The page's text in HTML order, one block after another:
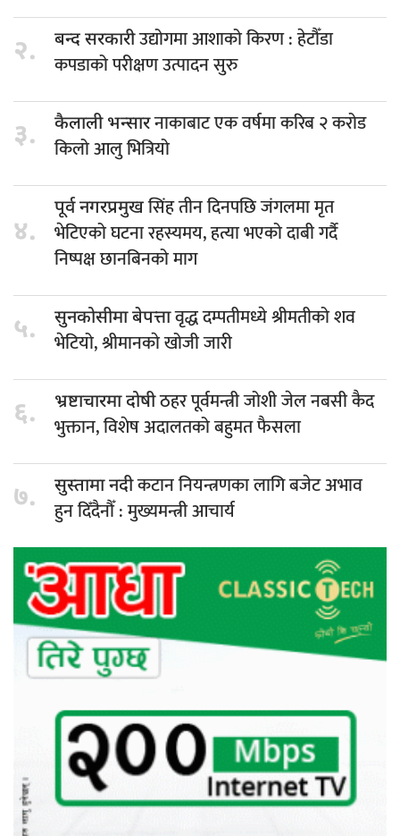
२. बन्द सरकारीउद्योगमा आशाको किरण : हेटौँडा
कपडाको परीक्षण उत्पादन सुरु
३. कैलाली भन्सारनाकाबाट एक वर्षमा करिब २ करोड
किलो आलु भित्रियो
४.
पूर्व नगरप्रमुखसिंह तीन दिनपछि जंगलमा मृत
भेटिएको घटना रहस्यमय, हत्या भएको दाबी गर्दै
निष्पक्ष छानबिनको माग
५. सुनकोसीमा बेपत्तावृद्ध दम्पतीमध्ये श्रीमतीको शव
भेटियो, श्रीमानकाे खोजी जारी
६. भ्रष्टाचारमा दोषीठहर पूर्वमन्त्री जोशी जेल नबसी कैद
भुक्तान, विशेष अदालतको बहुमत फैसला
७. सुस्तामा नदीकटान नियन्त्रणका लागि बजेट अभाव
हुन दिँदैनौँ : मुख्यमन्त्री आचार्य